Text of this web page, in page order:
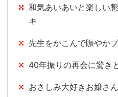
和気あいあいと楽しい
キ
先生をかこんで賑やか
40年振りの再会に驚
おさしみ大好きお嬢さ